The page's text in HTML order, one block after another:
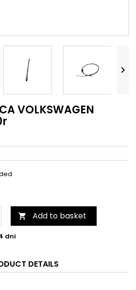


VOLKSWAGEN
 Add to basket
dni
DETAILS